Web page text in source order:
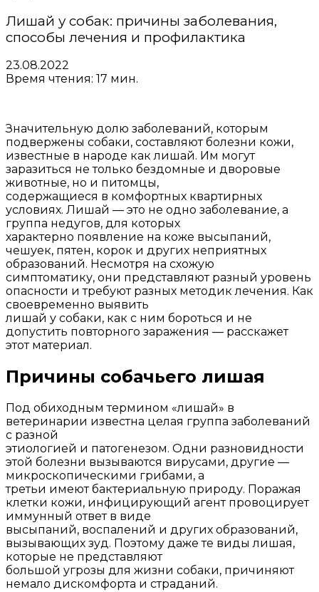
Лишай у собак: причины заболевания,
способы лечения и профилактика
23.08.2022
Время чтения: 17 мин.
Значительную долю заболеваний, которым
подвержены собаки, составляют болезни кожи,
известные в народе как лишай. Им могут
заразиться не только бездомные и дворовые
животные, но и питомцы,
содержащиеся в комфортных квартирных
условиях. Лишай — это не одно заболевание, а
группа недугов, для которых
характерно появление на коже высыпаний,
чешуек, пятен, корок и других неприятных
образований. Несмотря на схожую
симптоматику, они представляют разный уровень
опасности и требуют разных методик лечения. Как
своевременно выявить
лишай у собаки, как с ним бороться и не
допустить повторного заражения — расскажет
этот материал.
Причины собачьего лишая
Под обиходным термином «лишай» в
ветеринарии известна целая группа заболеваний
с разной
этиологией и патогенезом. Одни разновидности
этой болезни вызываются вирусами, другие —
микроскопическими грибами, а
третьи имеют бактериальную природу. Поражая
клетки кожи, инфицирующий агент провоцирует
иммунный ответ в виде
высыпаний, воспалений и других образований,
вызывающих зуд. Поэтому даже те виды лишая,
которые не представляют
большой угрозы для жизни собаки, причиняют
немало дискомфорта и страданий.